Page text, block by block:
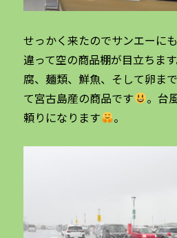
せっかく来たのでサンエーに
違って空の商品棚が目立ちま
腐、麺類、鮮魚、そして卵ま
て宮古島産の商品です
。台
頼りになります
。